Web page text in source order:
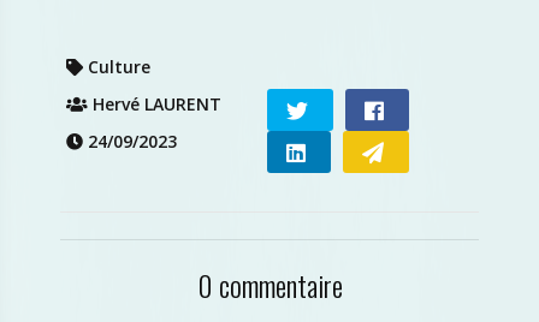
Culture
Hervé LAURENT
24/09/2023
0 commentaire